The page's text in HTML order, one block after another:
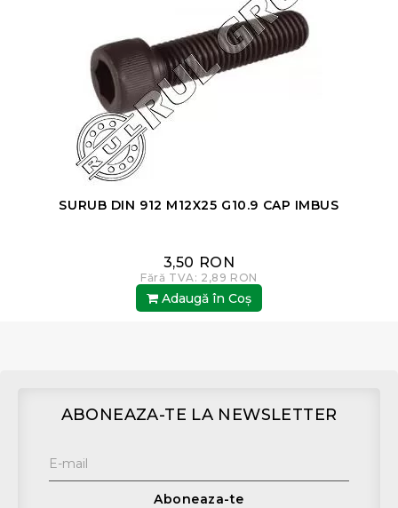
SURUB DIN 912 M12X25 G10.9 CAP IMBUS
3,50 RON
Fără TVA: 2,89 RON
Adaugă în Coş
ABONEAZA-TE LA NEWSLETTER
Aboneaza-te